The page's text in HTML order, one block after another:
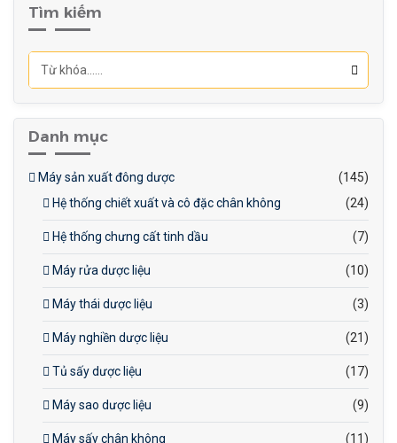
trộn làm bằng inox 304,
Tìm kiếm
Danh mục
Máy sản xuất đông dược
(145)
Hệ thống chiết xuất và cô đặc chân không
(24)
Hệ thống chưng cất tinh dầu (7)
Máy rửa dược liệu (10)
Máy thái dược liệu (3)
Máy nghiền dược liệu (21)
Tủ sấy dược liệu (17)
Máy sao dược liệu (9)
Máy sấy chân không (11)